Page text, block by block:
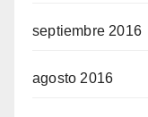
septiembre 2016
agosto 2016